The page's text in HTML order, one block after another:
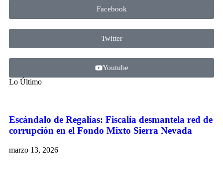
Facebook
Twitter
Youtube
Lo Último
Escándalo de Regalías: Fiscalía desmantela red de
corrupción en el Fondo Mixto Sierra Nevada
marzo 13, 2026